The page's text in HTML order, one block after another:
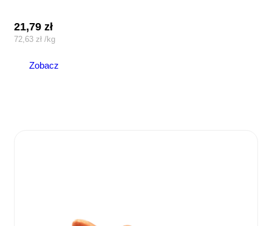
21,79zł
72,63 zł /kg
Zobacz